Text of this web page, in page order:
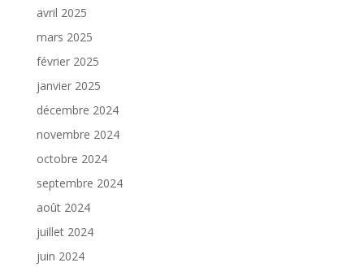
avril 2025
mars 2025
février 2025
janvier 2025
décembre 2024
novembre 2024
octobre 2024
septembre 2024
août 2024
juillet 2024
juin 2024